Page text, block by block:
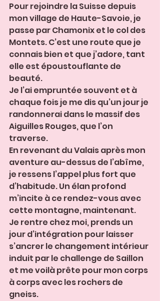
Pour rejoindre la Suisse depuis
mon village de Haute-Savoie, je
passe par Chamonix et le col des
Montets. C’est une route que je
connais bien et que j’adore, tant
elle est époustouflante de
beauté.
Je l’ai empruntée souvent et à
chaque fois je me dis qu’un jour je
randonnerai dans le massif des
Aiguilles Rouges, que l’on
traverse.
En revenant du Valais après mon
aventure au-dessus de l’abîme,
je ressens l’appel plus fort que
d’habitude. Un élan profond
m’incite à ce rendez-vous avec
cette montagne, maintenant.
Je rentre chez moi, prends un
jour d’intégration pour laisser
s’ancrer le changement intérieur
induit par le challenge de Saillon
et me voilà prête pour mon corps
à corps avec les rochers de
gneiss.